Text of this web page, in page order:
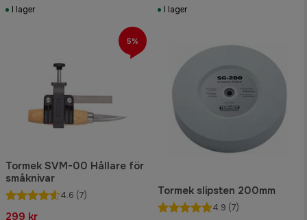
I lager
I lager
Tormek SVM-00 Hållare för
småknivar
4.6 (7)
299 kr
5%
Tormek slipsten 200mm
4.9 (7)